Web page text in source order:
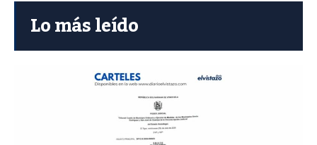
Lo más leído